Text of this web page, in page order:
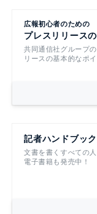
広報初心者のための
プレスリリース
共同通信社グループ
リースの基本的なポ
記者ハンドブッ
文書を書くすべての
電子書籍も発売中！